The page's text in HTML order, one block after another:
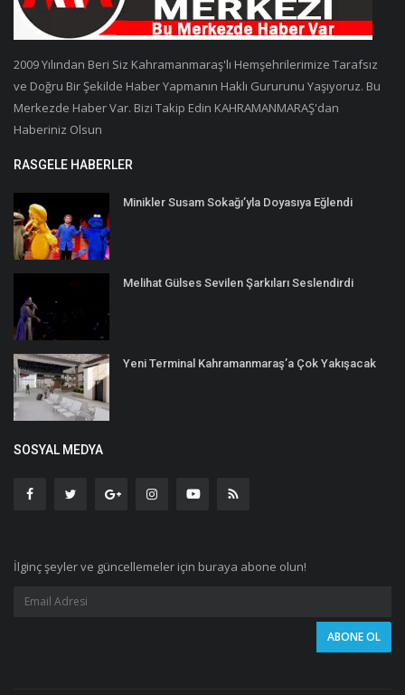
2009 Yılından Beri Siz Kahramanmaraş'lı Hemşehrilerimize Tarafsız
ve Doğru Bir Şekilde Haber Yapmanın Haklı Gururunu Yaşıyoruz. Bu
Merkezde Haber Var. Bizi Takip Edin KAHRAMANMARAŞ'dan
Haberiniz Olsun
RASGELE HABERLER
Minikler Susam Sokağı’yla Doyasıya Eğlendi
Melihat Gülses Sevilen Şarkıları Seslendirdi
Yeni Terminal Kahramanmaraş’a Çok Yakışacak
SOSYAL MEDYA
İlginç şeyler ve güncellemeler için buraya abone olun!